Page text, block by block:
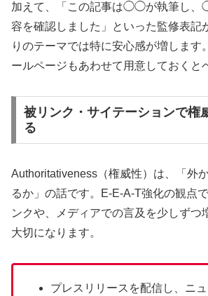
加えて、「この記事は◯◯が執筆し
容を確認しました」といった監修表記
りのテーマでは特に安心感が増します
ールページもあわせて用意しておくと
被リンク・サイテーションで権
る
Authoritativeness（権威性）は、「外
るか」の話です。E-E-A-T強化の観点
ンクや、メディアでの言及を少しずつ
大切になります。
プレスリリースを配信し、ニ